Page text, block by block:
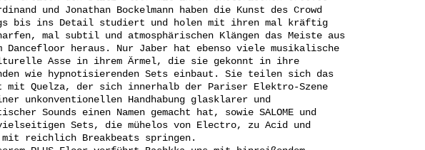
und Jonathan Bockelmann haben die Kunst des Crowd
bis ins Detail studiert und holen mit ihren mal kräftig
mal subtil und atmosphärischen Klängen das Meiste aus
Dancefloor heraus. Nur Jaber hat ebenso viele musikalische
Asse in ihrem Ärmel, die sie gekonnt in ihre
wie hypnotisierenden Sets einbaut. Sie teilen sich das
mit Quelza, der sich innerhalb der Pariser Elektro-Szene
unkonventionellen Handhabung glasklarer und
Sounds einen Namen gemacht hat, sowie SALOME und
Sets, die mühelos von Electro, zu Acid und
mit reichlich Breakbeats springen.